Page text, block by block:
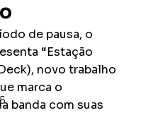
de pausa, o
“Estação
novo trabalho
marca o
banda com suas